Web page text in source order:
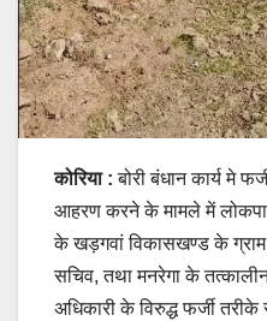
कोरिया :बोरी बंधान कार्य मे
आहरण करने के मामले में
के खड़गवां विकासखण्ड के
सचिव, तथा मनरेगा के
अधिकारी के विरुद्ध फर्जी